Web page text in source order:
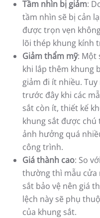
Tầm nhìn bị giảm:
tầm nhìn sẽ bị cản
được trọn vẹn
lõi thép khung kính
Giảm thẩm mỹ: Một
khi lắp thêm khung
giảm đi ít nhiều.
trước đây khi các
sắt còn ít, thiết kế
khung sắt được chú
ảnh hưởng quá
công trình.
Giá thành cao: So
thường thì mẫu cửa
sắt bảo vệ nên giá
lệch này sẽ phụ
của khung sắt.